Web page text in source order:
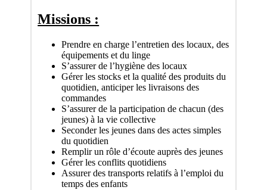
Missions :
Prendre en charge l’entretien des locaux, des
équipements et du linge
S’assurer de l’hygiène des locaux
Gérer les stocks et la qualité des produits du
quotidien, anticiper les livraisons des
commandes
S’assurer de la participation de chacun (des
jeunes) à la vie collective
Seconder les jeunes dans des actes simples
du quotidien
Remplir un rôle d’écoute auprès des jeunes
Gérer les conflits quotidiens
Assurer des transports relatifs à l’emploi du
temps des enfants